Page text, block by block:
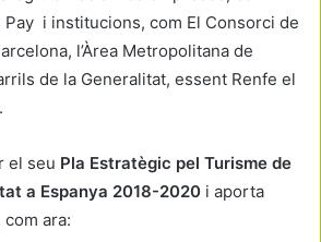
Pay i institucions, com El Consorci de
l’Àrea Metropolitana de
de la Generalitat, essent Renfe el
el seu Pla Estratègic pel Turisme de
a Espanya 2018-2020 i aporta
ara: